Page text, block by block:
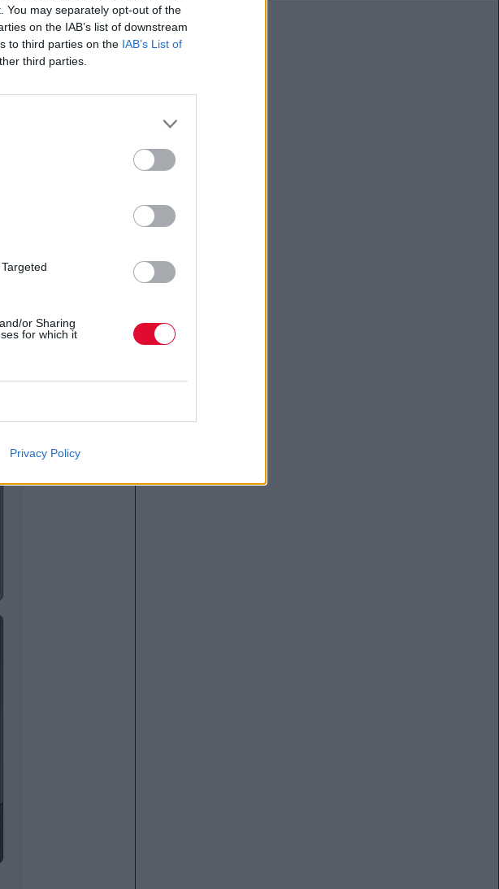
You may separately opt-out of the
on the IAB’s list of downstream
to third parties on the IAB’s List of
third parties.
or Sharing
for which it
Privacy Policy